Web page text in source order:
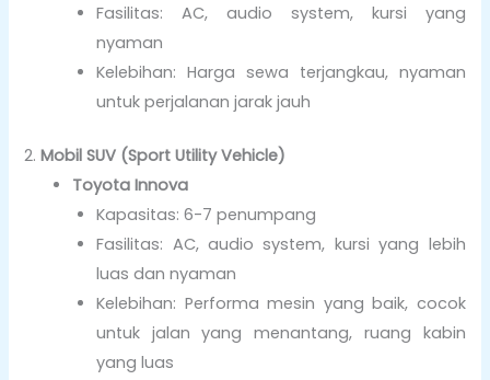
Fasilitas: AC, audio system, kursi yang
nyaman
Kelebihan: Harga sewa terjangkau, nyaman
untuk perjalanan jarak jauh
2.Mobil SUV (Sport Utility Vehicle)
Toyota Innova
Kapasitas: 6-7 penumpang
Fasilitas: AC, audio system, kursi yang lebih
luas dan nyaman
Kelebihan: Performa mesin yang baik, cocok
untuk jalan yang menantang, ruang kabin
yang luas